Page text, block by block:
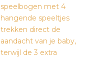
speelbogen met 4
hangende speeltjes
trekken direct de
aandacht van je baby,
terwijl de 3 extra